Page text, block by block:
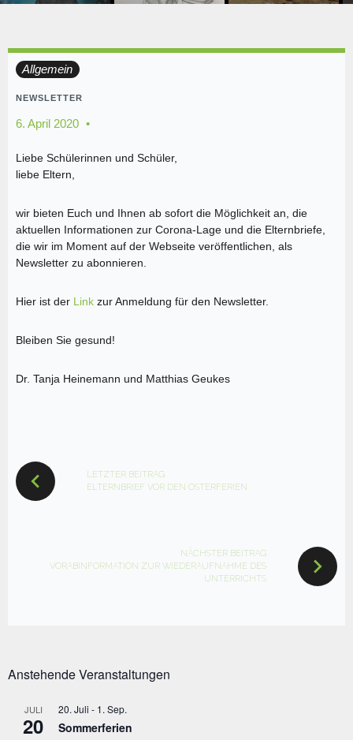
Allgemein
NEWSLETTER
6. April 2020
Liebe Schülerinnen und Schüler,
liebe Eltern,
wir bieten Euch und Ihnen ab sofort die Möglichkeit an, die
aktuellen Informationen zur Corona-Lage und die Elternbriefe,
die wir im Moment auf der Webseite veröffentlichen, als
Newsletter zu abonnieren.
Hier ist der Link zur Anmeldung für den Newsletter.
Bleiben Sie gesund!
Dr. Tanja Heinemann und Matthias Geukes
LETZTER BEITRAG
ELTERNBRIEF VOR DEN OSTERFERIEN
NÄCHSTER BEITRAG
VORABINFORMATION ZUR WIEDERAUFNAHME DES
UNTERRICHTS
Anstehende Veranstaltungen
JULI
20
20. Juli - 1. Sep.
Sommerferien